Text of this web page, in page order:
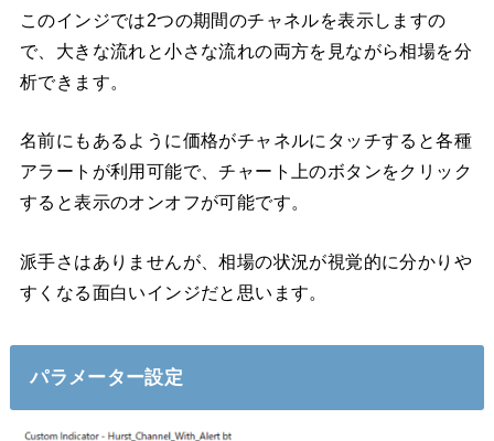
このインジでは2つの期間のチャネルを表示しますの
で、大きな流れと小さな流れの両方を見ながら相場を分
析できます。
名前にもあるように価格がチャネルにタッチすると各種
アラートが利用可能で、チャート上のボタンをクリック
すると表示のオンオフが可能です。
派手さはありませんが、相場の状況が視覚的に分かりや
すくなる面白いインジだと思います。
パラメーター設定